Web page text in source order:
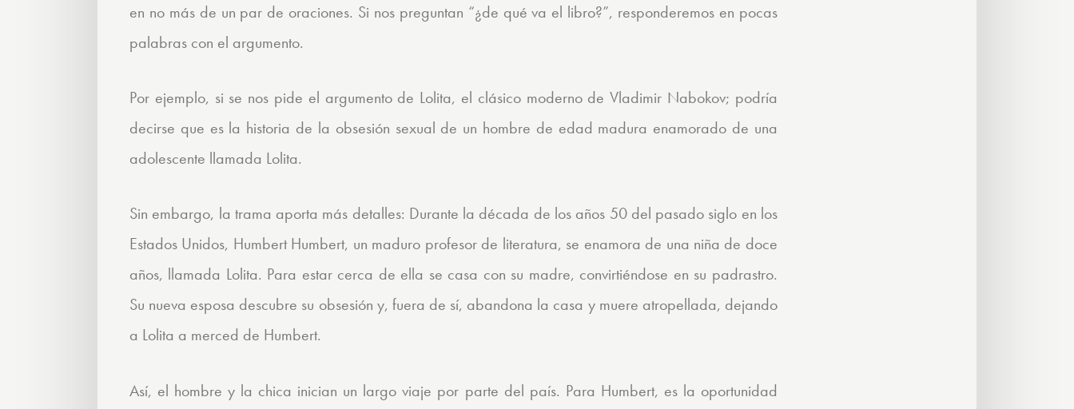
en no más de un par de oraciones. Si nos preguntan “¿de qué va el libro?”, responderemos en pocas
palabras con el argumento.
Por ejemplo, si se nos pide el argumento de Lolita, el clásico moderno de Vladimir Nabokov; podría
decirse que es la historia de la obsesión sexual de un hombre de edad madura enamorado de una
adolescente llamada Lolita.
Sin embargo, la trama aporta más detalles: Durante la década de los años 50 del pasado siglo en los
Estados Unidos, Humbert Humbert, un maduro profesor de literatura, se enamora de una niña de doce
años, llamada Lolita. Para estar cerca de ella se casa con su madre, convirtiéndose en su padrastro.
Su nueva esposa descubre su obsesión y, fuera de sí, abandona la casa y muere atropellada, dejando
a Lolita a merced de Humbert.
Así, el hombre y la chica inician un largo viaje por parte del país. Para Humbert, es la oportunidad